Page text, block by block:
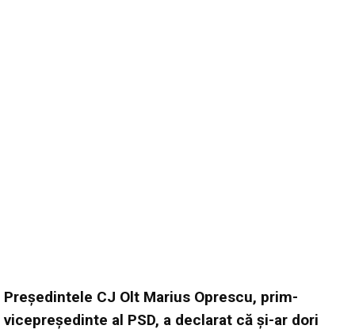
Preşedintele CJ Olt Marius Oprescu, prim-
vicepreşedinte al PSD, a declarat că şi-ar dori